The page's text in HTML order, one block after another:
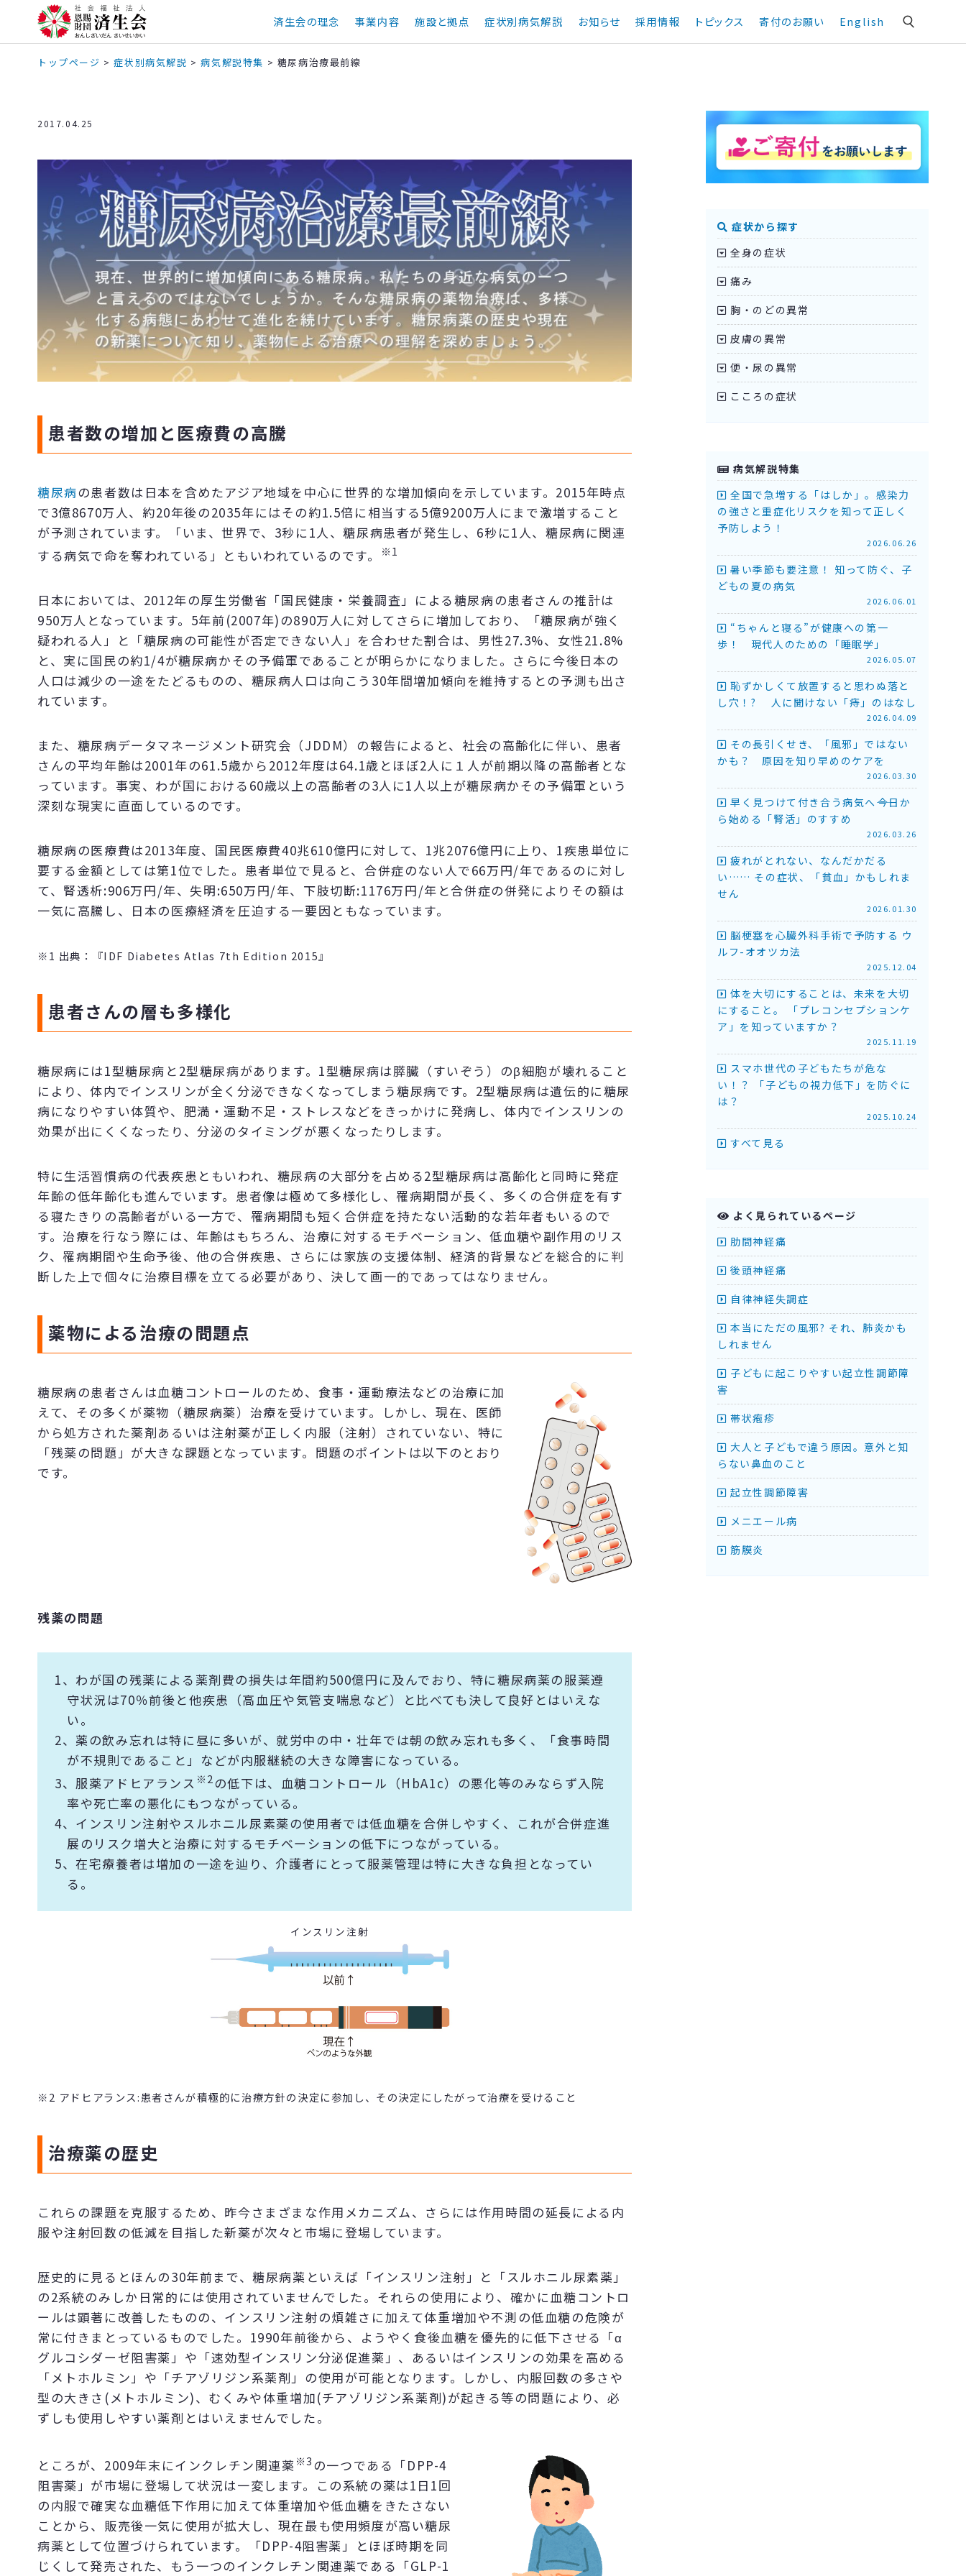
済生会の理念 事業内容 施設と拠点 症状別病気解説 お知らせ 採用情報 トピックス 寄付のお願い English
トップページ >症状別病気解説 >病気解説特集 > 糖尿病治療最前線
2017.04.25
患者数の増加と医療費の高騰
糖尿病の患者数は日本を含めたアジア地域を中心に世界的な増加傾向を示しています。2015年時点
で3億8670万人、約20年後の2035年にはその約1.5倍に相当する5億9200万人にまで激増すること
が予測されています。「いま、世界で、3秒に1人、糖尿病患者が発生し、6秒に1人、糖尿病に関連
する病気で命を奪われている」ともいわれているのです。
※1
日本においては、2012年の厚生労働省「国民健康・栄養調査」による糖尿病の患者さんの推計は
950万人となっています。5年前(2007年)の890万人に対してさらに増加しており、「糖尿病が強く
疑われる人」と「糖尿病の可能性が否定できない人」を合わせた割合は、男性27.3%、女性21.8%
と、実に国民の約1/4が糖尿病かその予備軍であることが明らかになりました。さらに今後日本の
人口は減少の一途をたどるものの、糖尿病人口は向こう30年間増加傾向を維持するとの予測も出さ
れています。
また、糖尿病データマネージメント研究会（JDDM）の報告によると、社会の高齢化に伴い、患者
さんの平均年齢は2001年の61.5歳から2012年度は64.1歳とほぼ2人に１人が前期以降の高齢者とな
っています。事実、わが国における60歳以上の高齢者の3人に1人以上が糖尿病かその予備軍という
深刻な現実に直面しているのです。
糖尿病の医療費は2013年度、国民医療費40兆610億円に対して、1兆2076億円に上り、1疾患単位に
要する金額としては第1位でした。患者単位で見ると、合併症のない人で66万円/年であるのに対し
て、腎透析:906万円/年、失明:650万円/年、下肢切断:1176万円/年と合併症の併発によりその額は
一気に高騰し、日本の医療経済を圧迫する一要因ともなっています。
※1 出典：『IDF Diabetes Atlas 7th Edition 2015』
患者さんの層も多様化
糖尿病には1型糖尿病と2型糖尿病があります。1型糖尿病は膵臓（すいぞう）のβ細胞が壊れること
により、体内でインスリンが全く分泌できなくなってしまう糖尿病です。2型糖尿病は遺伝的に糖尿
病になりやすい体質や、肥満・運動不足・ストレスなどをきっかけに発病し、体内でインスリンの
効果が出にくくなったり、分泌のタイミングが悪くなったりします。
特に生活習慣病の代表疾患ともいわれ、糖尿病の大部分を占める2型糖尿病は高齢化と同時に発症
年齢の低年齢化も進んでいます。患者像は極めて多様化し、罹病期間が長く、多くの合併症を有す
る寝たきりの高齢者がいる一方で、罹病期間も短く合併症を持たない活動的な若年者もいるので
す。治療を行なう際には、年齢はもちろん、治療に対するモチベーション、低血糖や副作用のリス
ク、罹病期間や生命予後、他の合併疾患、さらには家族の支援体制、経済的背景などを総合的に判
断した上で個々に治療目標を立てる必要があり、決して画一的であってはなりません。
薬物による治療の問題点
糖尿病の患者さんは血糖コントロールのため、食事・運動療法などの治療に加
えて、その多くが薬物（糖尿病薬）治療を受けています。しかし、現在、医師
から処方された薬剤あるいは注射薬が正しく内服（注射）されていない、特に
「残薬の問題」が大きな課題となっています。問題のポイントは以下のとおり
です。
残薬の問題
1、わが国の残薬による薬剤費の損失は年間約500億円に及んでおり、特に糖尿病薬の服薬遵
守状況は70％前後と他疾患（高血圧や気管支喘息など）と比べても決して良好とはいえな
い。
2、薬の飲み忘れは特に昼に多いが、就労中の中・壮年では朝の飲み忘れも多く、「食事時間
が不規則であること」などが内服継続の大きな障害になっている。
3、服薬アドヒアランス ※2の低下は、血糖コントロール（HbA1c）の悪化等のみならず入院
率や死亡率の悪化にもつながっている。
4、インスリン注射やスルホニル尿素薬の使用者では低血糖を合併しやすく、これが合併症進
展のリスク増大と治療に対するモチベーションの低下につながっている。
5、在宅療養者は増加の一途を辿り、介護者にとって服薬管理は特に大きな負担となってい
る。
インスリン注射
※2 アドヒアランス:患者さんが積極的に治療方針の決定に参加し、その決定にしたがって治療を受けること
治療薬の歴史
これらの課題を克服するため、昨今さまざまな作用メカニズム、さらには作用時間の延長による内
服や注射回数の低減を目指した新薬が次々と市場に登場しています。
歴史的に見るとほんの30年前まで、糖尿病薬といえば「インスリン注射」と「スルホニル尿素薬」
の2系統のみしか日常的には使用されていませんでした。それらの使用により、確かに血糖コントロ
ールは顕著に改善したものの、インスリン注射の煩雑さに加えて体重増加や不測の低血糖の危険が
常に付きまとっているものでした。1990年前後から、ようやく食後血糖を優先的に低下させる「α
グルコシダーゼ阻害薬」や「速効型インスリン分泌促進薬」、あるいはインスリンの効果を高める
「メトホルミン」や「チアゾリジン系薬剤」の使用が可能となります。しかし、内服回数の多さや
型の大きさ(メトホルミン)、むくみや体重増加(チアゾリジン系薬剤)が起きる等の問題により、必
ずしも使用しやすい薬剤とはいえませんでした。
ところが、2009年末にインクレチン関連薬 ※3 の一つである「DPP-4
阻害薬」が市場に登場して状況は一変します。この系統の薬は1日1回
の内服で確実な血糖低下作用に加えて体重増加や低血糖をきたさない
ことから、販売後一気に使用が拡大し、現在最も使用頻度が高い糖尿
病薬として位置づけられています。「DPP-4阻害薬」とほぼ時期を同
じくして発売された、もう一つのインクレチン関連薬である「GLP-1
症状から探す
全身の症状
痛み
胸・のどの異常
皮膚の異常
便・尿の異常
こころの症状
病気解説特集
全国で急増する「はしか」。感染力
の強さと重症化リスクを知って正しく
予防しよう！
2026.06.26
暑い季節も要注意！ 知って防ぐ、子
どもの夏の病気
2026.06.01
“ちゃんと寝る”が健康への第一
歩！ 現代人のための「睡眠学」
2026.05.07
恥ずかしくて放置すると思わぬ落と
し穴！? 人に聞けない「痔」のはなし
2026.04.09
その長引くせき、「風邪」ではない
かも？ 原因を知り早めのケアを
2026.03.30
早く見つけて付き合う病気へ――今日か
ら始める「腎活」のすすめ
2026.03.26
疲れがとれない、なんだかだる
い…… その症状、「貧血」かもしれま
せん
2026.01.30
脳梗塞を心臓外科手術で予防する ウ
ルフ-オオツカ法
2025.12.04
体を大切にすることは、未来を大切
にすること。 「プレコンセプションケ
ア」を知っていますか？
2025.11.19
スマホ世代の子どもたちが危な
い！？ 「子どもの視力低下」を防ぐに
は？
2025.10.24
すべて見る
よく見られているページ
肋間神経痛
後頭神経痛
自律神経失調症
本当にただの風邪? それ、肺炎かも
しれません
子どもに起こりやすい起立性調節障
害
帯状疱疹
大人と子どもで違う原因。意外と知
らない鼻血のこと
起立性調節障害
メニエール病
筋膜炎